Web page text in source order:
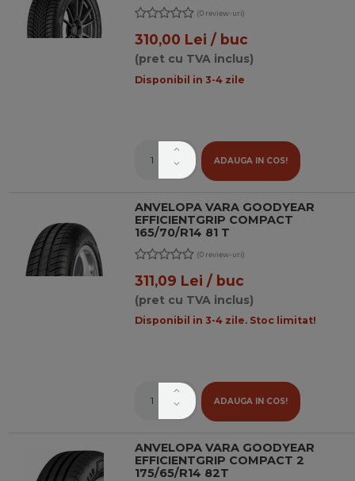
(0 review-uri)
310,00 Lei / buc
(pret cu TVA inclus)
Disponibil in 3-4 zile
ADAUGA IN COS!
ANVELOPA VARA GOODYEAR
EFFICIENTGRIP COMPACT
165/70/R14 81 T
(0 review-uri)
311,09 Lei / buc
(pret cu TVA inclus)
Disponibil in 3-4 zile. Stoc limitat!
ADAUGA IN COS!
ANVELOPA VARA GOODYEAR
EFFICIENTGRIP COMPACT 2
175/65/R14 82T